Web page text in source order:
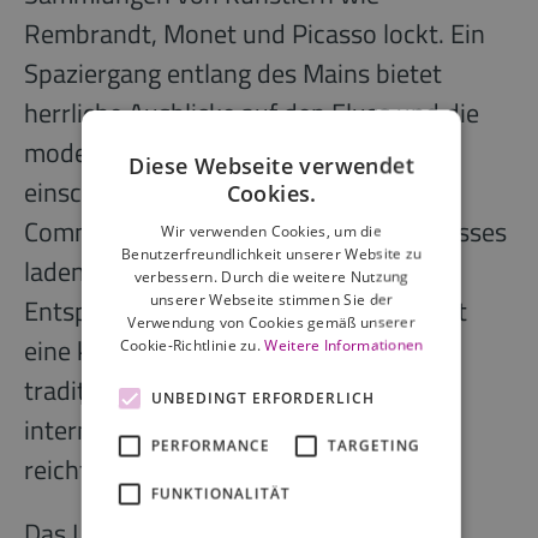
Rembrandt, Monet und Picasso lockt. Ein
Spaziergang entlang des Mains bietet
herrliche Ausblicke auf den Fluss und die
moderne Skyline von Frankfurt,
einschließlich des ikonischen
Commerzbank Towers. Entlang des Flusses
laden Parks und Grünflächen zum
Entspannen ein. Zudem bietet die Stadt
eine kulinarische Vielfalt, die von
traditionellen Apfelweinlokalen bis zu
internationalen Gourmet-Restaurants
reicht.
Diese Webseite verwendet
Cookies.
Wir verwenden Cookies, um die
Benutzerfreundlichkeit unserer Website zu
verbessern. Durch die weitere Nutzung
unserer Webseite stimmen Sie der
Verwendung von Cookies gemäß unserer
Cookie-Richtlinie zu.Weitere Informationen
UNBEDINGT ERFORDERLICH
PERFORMANCE TARGETING
FUNKTIONALITÄT